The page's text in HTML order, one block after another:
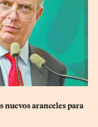
nuevos aranceles para